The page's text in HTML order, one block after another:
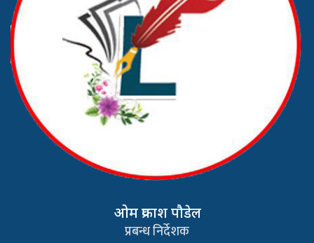
ओम प्रकाश पौडेल
प्रबन्ध निर्देशक